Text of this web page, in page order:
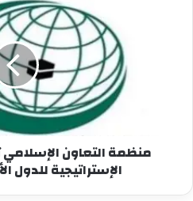
منظمة التعاون الإسلامي
الإستراتيجية للدول